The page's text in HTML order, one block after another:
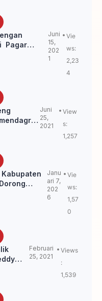
Pagar
Juni
15,
202
1
Vie
ws:
2,23
4
Juni
25,
2021
View
s:
1,257
Kabupaten
Janu
ari 7,
202
6
Vie
ws:
1,57
0
Februari
25, 2021
Views
:
1,539